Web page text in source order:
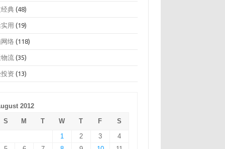
典 (48)
用 (19)
络 (118)
流 (35)
资 (13)
2012
S
M T W T F
S
1
2 3
4